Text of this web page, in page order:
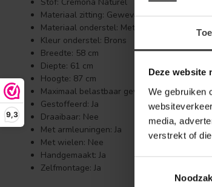
Deze website
We gebruiken
media,
verstrekt of
9,3
Stof: Cremona Naturel
Materiaal zitting: Geweven stof
Materiaal onderstel: Metaal
Kleur onderstel: Brons
Breedte: 58 cm
Diepte: 61 cm
Hoogte: 87 cm
Maximaal belastbaar gewicht: 120 kg
Gestoffeerd: Ja
Draaibaar: Nee
Met armleuningen: Ja
Met wielen: Nee
Handgemaakt: Ja
Zelfmontage: Ja